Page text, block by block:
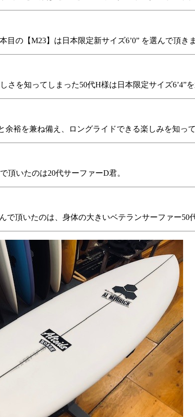
目の【M23】は日本限定新サイズ6’0” を選んで頂き
さを知ってしまった50代H様は日本限定サイズ6’4”を
余裕を兼ね備え、ロングライドできる楽しみを知っ
頂いたのは20代サーファーD君。
で頂いたのは、身体の大きいベテランサーファー50